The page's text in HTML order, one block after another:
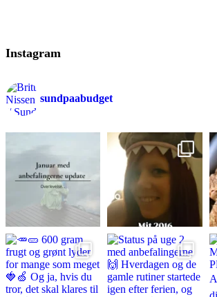
Instagram
sundpaabudget